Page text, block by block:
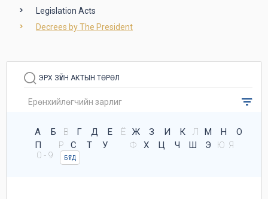
Legislation Acts
Decrees by The President
ЭРХ ЗҮЙН АКТЫН ТӨРӨЛ
А Б В Г Д Е Ё Ж З И К Л М Н
О
П
Р С Т У Ф Х Ц Ч Ш Э Ю Я
0 - 9
БҮГД